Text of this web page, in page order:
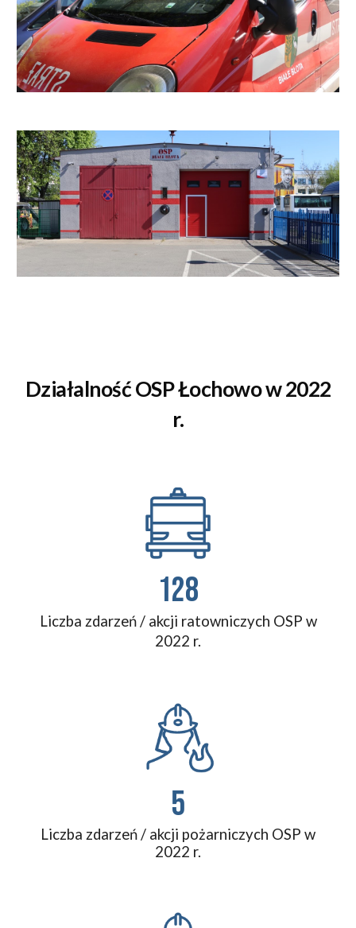
Działalność OSPŁochowow 2022
r.
128
Liczba zdarzeń / akcji ratowniczych OSP w
2022 r.
5
Liczba zdarzeń / akcji pożarniczych OSP w
2022 r.